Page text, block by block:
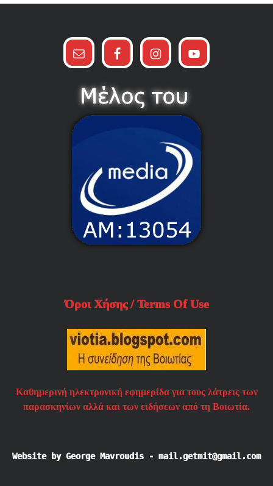
Όροι Χήσης / Terms Of Use
Καθημερινή ηλεκτρονική εφημερίδα για τους λάτρεις των
παρασκηνίων αλλά και των ειδήσεων από τη Βοιωτία.
Website by George Mavroudis - mail.getmit@gmail.com